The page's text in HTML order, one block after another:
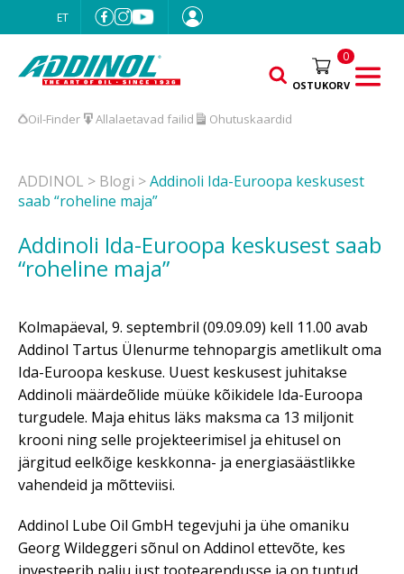
ET
OSTUKORV
0
Oil-Finder Allalaetavad failid Ohutuskaardid
ADDINOL > Blogi >Addinoli Ida-Euroopa keskusest
saab “roheline maja”
Addinoli Ida-Euroopa keskusest saab
“roheline maja”
Kolmapäeval, 9. septembril (09.09.09) kell 11.00 avab
Addinol Tartus Ülenurme tehnopargis ametlikult oma
Ida-Euroopa keskuse. Uuest keskusest juhitakse
Addinoli määrdeõlide müüke kõikidele Ida-Euroopa
turgudele. Maja ehitus läks maksma ca 13 miljonit
krooni ning selle projekteerimisel ja ehitusel on
järgitud eelkõige keskkonna- ja energiasäästlikke
vahendeid ja mõtteviisi.
Addinol Lube Oil GmbH tegevjuhi ja ühe omaniku
Georg Wildeggeri sõnul on Addinol ettevõte, kes